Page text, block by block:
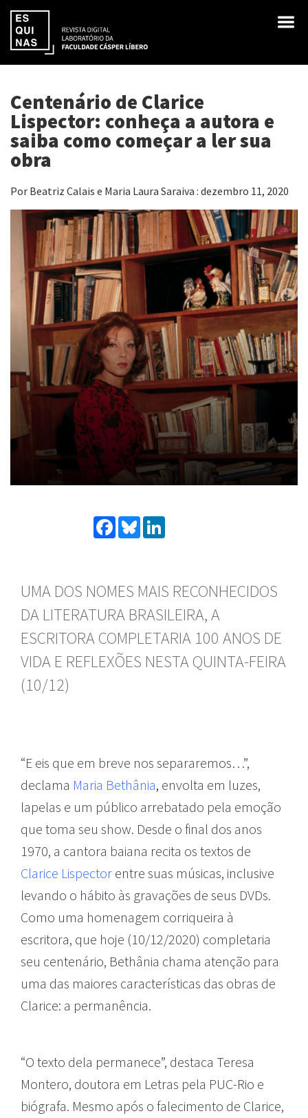
Centenário de Clarice
Lispector: conheça a autora e
saiba como começar a ler sua
obra
Por Beatriz Calais e Maria Laura Saraiva : dezembro 11, 2020
Facebook
Bluesky
UMA DOS NOMES MAIS RECONHECIDOS
DA LITERATURA BRASILEIRA, A
ESCRITORA COMPLETARIA 100 ANOS DE
VIDA E REFLEXÕES NESTA QUINTA-FEIRA
(10/12)
“E eis que em breve nos separaremos…”,
declama Maria Bethânia, envolta em luzes,
lapelas e um público arrebatado pela emoção
que toma seu show. Desde o final dos anos
1970, a cantora baiana recita os textos de
Clarice Lispector entre suas músicas, inclusive
levando o hábito às gravações de seus DVDs.
Como uma homenagem corriqueira à
escritora, que hoje (10/12/2020) completaria
seu centenário, Bethânia chama atenção para
uma das maiores características das obras de
Clarice: a permanência.
“O texto dela permanece”, destaca Teresa
Montero, doutora em Letras pela PUC-Rio e
biógrafa. Mesmo após o falecimento de Clarice,